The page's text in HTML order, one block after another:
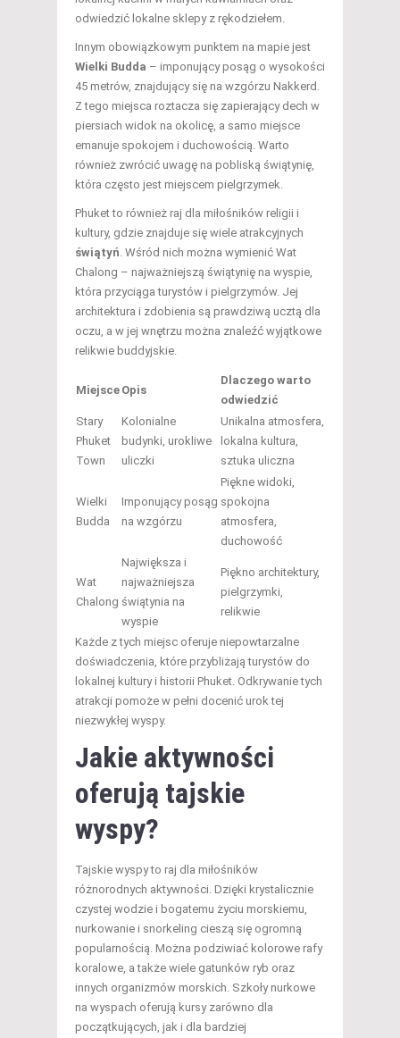
odwiedzić lokalne sklepy z rękodziełem.
Innym obowiązkowym punktem na mapie jest
Wielki Budda – imponujący posąg o wysokości
45 metrów, znajdujący się na wzgórzu Nakkerd.
Z tego miejsca roztacza się zapierający dech w
piersiach widok na okolicę, a samo miejsce
emanuje spokojem i duchowością. Warto
również zwrócić uwagę na pobliską świątynię,
która często jest miejscem pielgrzymek.
Phuket to również raj dla miłośników religii i
kultury, gdzie znajduje się wiele atrakcyjnych
świątyń . Wśród nich można wymienić Wat
Chalong – najważniejszą świątynię na wyspie,
która przyciąga turystów i pielgrzymów. Jej
architektura i zdobienia są prawdziwą ucztą dla
oczu, a w jej wnętrzu można znaleźć wyjątkowe
relikwie buddyjskie.
Miejsce Opis
Dlaczego warto
odwiedzić
Stary
Phuket
Town
Kolonialne
budynki, urokliwe
uliczki
Unikalna atmosfera,
lokalna kultura,
sztuka uliczna
Wielki
Budda
Imponujący posąg
na wzgórzu
Piękne widoki,
spokojna
atmosfera,
duchowość
Wat
Chalong
Największa i
najważniejsza
świątynia na
wyspie
Piękno architektury,
pielgrzymki,
relikwie
Każde z tych miejsc oferuje niepowtarzalne
doświadczenia, które przybliżają turystów do
lokalnej kultury i historii Phuket. Odkrywanie tych
atrakcji pomoże w pełni docenić urok tej
niezwykłej wyspy.
Jakie aktywności
oferują tajskie
wyspy?
Tajskie wyspy to raj dla miłośników
różnorodnych aktywności. Dzięki krystalicznie
czystej wodzie i bogatemu życiu morskiemu,
nurkowanie i snorkeling cieszą się ogromną
popularnością. Można podziwiać kolorowe rafy
koralowe, a także wiele gatunków ryb oraz
innych organizmów morskich. Szkoły nurkowe
na wyspach oferują kursy zarówno dla
początkujących, jak i dla bardziej